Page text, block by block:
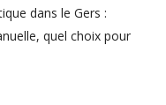
dans le Gers :
quel choix pour